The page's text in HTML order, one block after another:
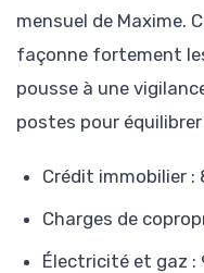
mensuel de Maxime.
façonne fortement
pousse à une
postes pour
Crédit immobilier :
Charges de
Électricité et gaz :